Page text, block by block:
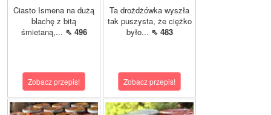
Ciasto Ismena na dużą
blachę z bitą
śmietaną,... ⇖ 496
Zobacz przepis!
Ta drożdżówka wyszła
tak puszysta, że ciężko
było... ⇖ 483
Zobacz przepis!